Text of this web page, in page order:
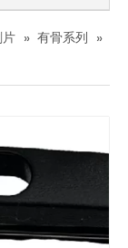
片 » 有骨系列
»